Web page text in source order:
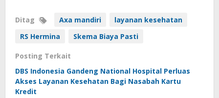
Ditag Axa mandiri
layanan kesehatan
RS Hermina
Skema Biaya Pasti
Posting Terkait
DBS Indonesia Gandeng National Hospital Perluas
Akses Layanan Kesehatan Bagi Nasabah Kartu
Kredit